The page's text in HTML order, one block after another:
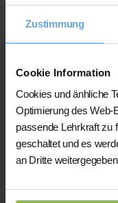
Zustimmung
Cookie Information
Cookies und änhliche
Optimierung des Web-
passende Lehrkraft zu
geschaltet und es
an Dritte
Nachhilfe
Freischaltung
Nachhilfe-
möglichst
Ausfall